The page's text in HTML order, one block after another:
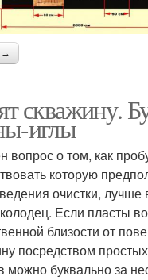
→
скважину.
иглы
вопрос о том, как
которую
очистки, лучше
Если пласты
близости от
посредством
можно буквально за